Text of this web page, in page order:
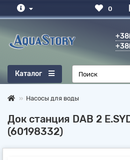
0
Каталог
Насосы для воды
Док станция DAB 2
(60198332)